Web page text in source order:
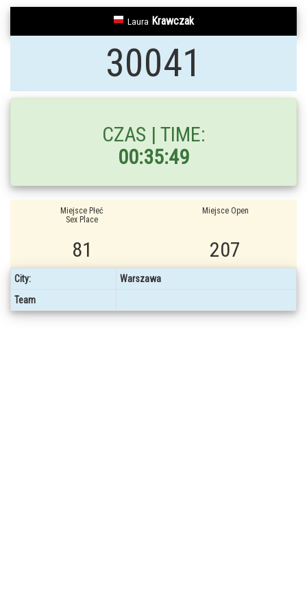
Laura Krawczak
30041
CZAS | TIME:
00:35:49
Miejsce Płeć
Sex Place
81
Miejsce Open
207
City:
Warszawa
Team